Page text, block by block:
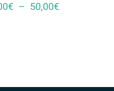
€ – 50,00€